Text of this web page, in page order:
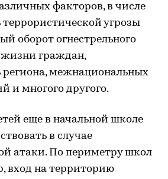
факторов, в числе
угрозы
оборот огнестрельного
жизни граждан,
региона, межнациональных
и многого другого.
еще в начальной школе
в случае
атаки. По периметру школ
вход на территорию